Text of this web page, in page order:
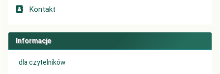
Kontakt
Informacje
dla czytelników